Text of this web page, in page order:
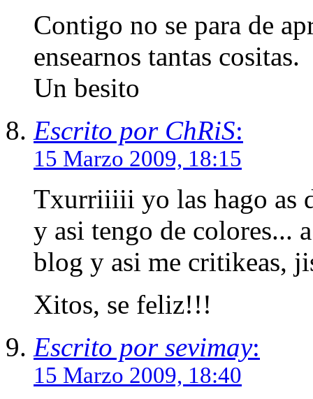
Contigo no se para de
ensearnos tantas cositas.
Un besito
Escrito por ChRiS:
15 Marzo 2009, 18:15
Txurriiiii yo las hago as
y asi tengo de colores...
blog y asi me critikeas,
Xitos, se feliz!!!
Escrito por sevimay:
15 Marzo 2009, 18:40